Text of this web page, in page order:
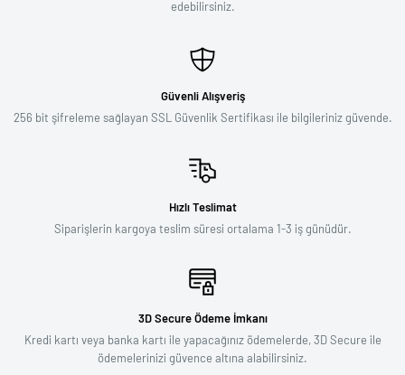
edebilirsiniz.
Güvenli Alışveriş
256 bit şifreleme sağlayan SSL Güvenlik Sertifikası ile bilgileriniz güvende.
Hızlı Teslimat
Siparişlerin kargoya teslim süresi ortalama 1-3 iş günüdür.
3D Secure Ödeme İmkanı
Kredi kartı veya banka kartı ile yapacağınız ödemelerde, 3D Secure ile
ödemelerinizi güvence altına alabilirsiniz.